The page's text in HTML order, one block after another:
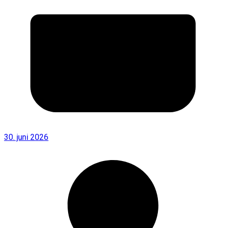
30. juni 2026